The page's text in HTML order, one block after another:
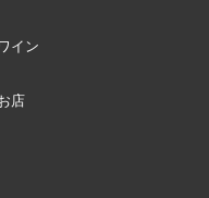
イン
店